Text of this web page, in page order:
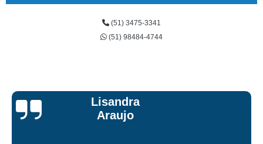
(51) 3475-3341
(51) 98484-4744
Lisandra
Araujo